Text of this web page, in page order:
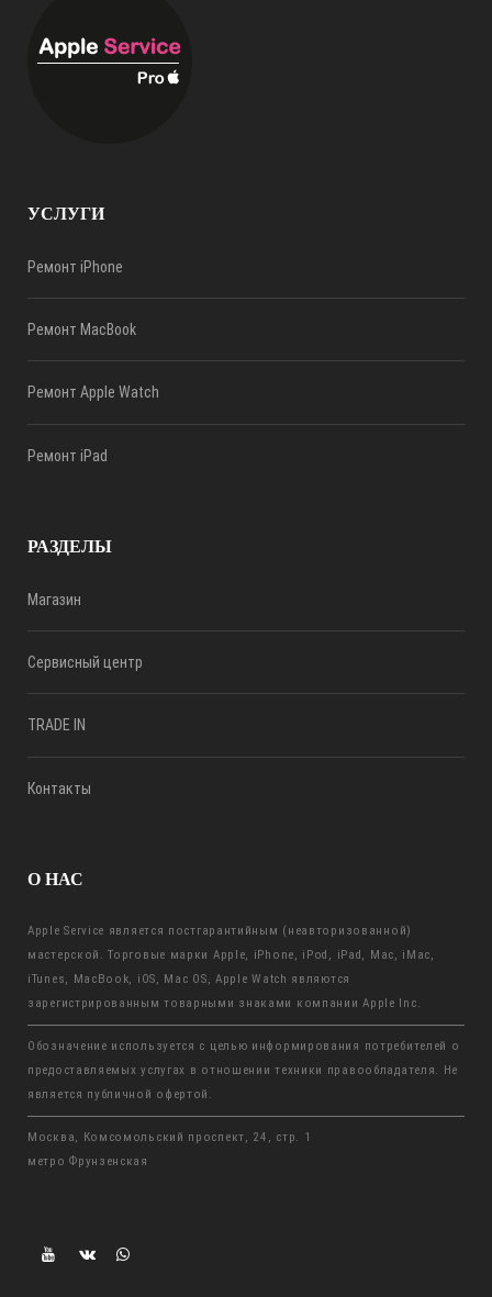
УСЛУГИ
Ремонт iPhone
Ремонт MacBook
Ремонт Apple Watch
Ремонт iPad
РАЗДЕЛЫ
Магазин
Сервисный центр
TRADE IN
Контакты
О НАС
Apple Service является постгарантийным (неавторизованной)
мастерской. Торговые марки Apple, iPhone, iPod, iPad, Mac, iMac,
iTunes, MacBook, iOS, Mac OS, Apple Watch являются
зарегистрированным товарными знаками компании Apple Inc.
Обозначение используется с целью информирования потребителей о
предоставляемых услугах в отношении техники правообладателя. Не
является публичной офертой.
Москва, Комсомольский проспект, 24, стр. 1
метро Фрунзенская